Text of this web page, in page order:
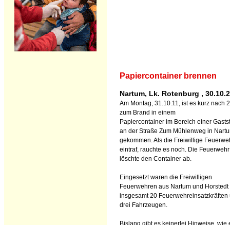
Papiercontainer brennen
Nartum, Lk. Rotenburg ,
Am Montag, 31.10.11, ist es kurz nach
zum Brand in einem
Papiercontainer im Bereich einer
an der Straße Zum Mühlenweg in
gekommen. Als die Freiwillige
eintraf, rauchte es noch. Die Feuerwehr
löschte den Container ab.
Eingesetzt waren die Freiwilligen
Feuerwehren aus Nartum und Horstedt
insgesamt 20 Feuerwehreinsatzkräften
drei Fahrzeugen.
Bislang gibt es keinerlei Hinweise, wie